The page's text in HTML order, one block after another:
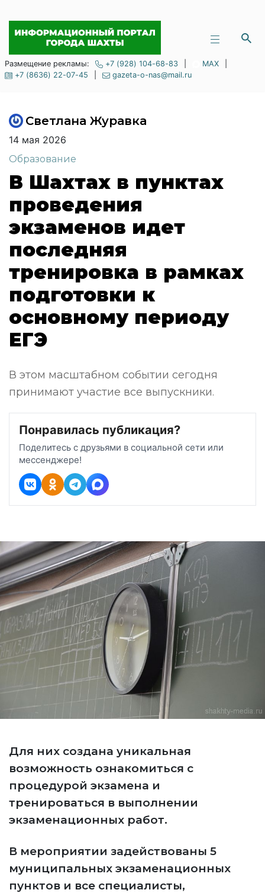
Размещение рекламы: +7 (928) 104-68-83 MAX
+7 (8636) 22-07-45
gazeta-o-nas@mail.ru
Светлана Журавка
14 мая 2026
Образование
В Шахтах в пунктах
проведения
экзаменов идет
последняя
тренировка в рамках
подготовки к
основному периоду
ЕГЭ
В этом масштабном событии сегодня
принимают участие все выпускники.
Понравилась публикация?
Поделитесь с друзьями в социальной сети или
мессенджере!
Для них создана уникальная
возможность ознакомиться с
процедурой экзамена и
тренироваться в выполнении
экзаменационных работ.
В мероприятии задействованы 5
муниципальных экзаменационных
пунктов и все специалисты,